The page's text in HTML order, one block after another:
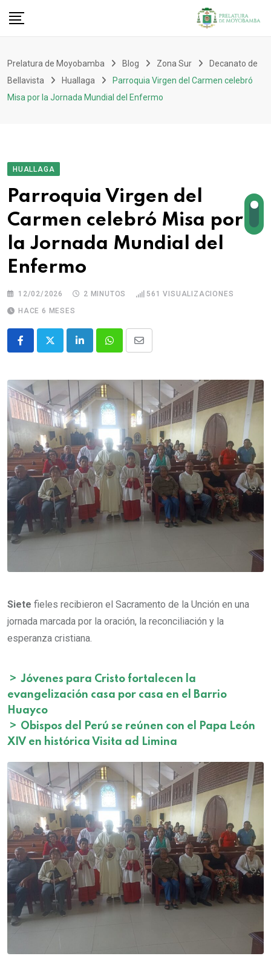
Prelatura de Moyobamba Blog Zona Sur
Decanato de
Bellavista
Huallaga
Parroquia Virgen del Carmen celebró
Misa por la Jornada Mundial del Enfermo
HUALLAGA
Parroquia Virgen del
Carmen celebró Misa por
la Jornada Mundial del
Enfermo
12/02/2026 2 MINUTOS 561 VISUALIZACIONES
HACE 6 MESES
Siete fieles recibieron el Sacramento de la Unción en una
jornada marcada por la oración, la reconciliación y la
esperanza cristiana.
> Jóvenes para Cristo fortalecen la
evangelización casa por casa en el Barrio
Huayco
> Obispos del Perú se reúnen con el Papa León
XIV en histórica Visita ad Limina